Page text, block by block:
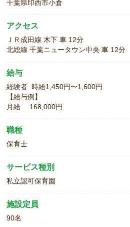
千葉県印西市小倉
アクセス
ＪＲ成田線 木下 車 12分
北総線 千葉ニュータウン中央 車 12分
給与
経験者 時給1,450円〜1,600円
【給与例】
月給 168,000円
職種
保育士
サービス種別
私立認可保育園
施設定員
90名